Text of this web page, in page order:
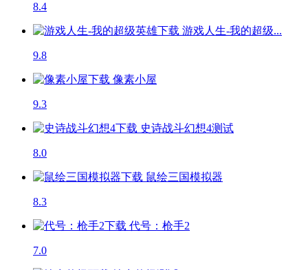
8.4
游戏人生-我的超级...
9.8
像素小屋
9.3
史诗战斗幻想4测试
8.0
鼠绘三国模拟器
8.3
代号：枪手2
7.0